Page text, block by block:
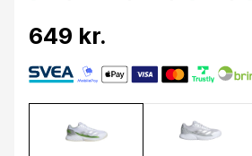
649 kr.